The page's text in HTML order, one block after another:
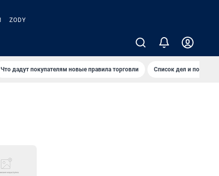
ZODY
Что дадут покупателям новые правила торговли Список дел и покупок